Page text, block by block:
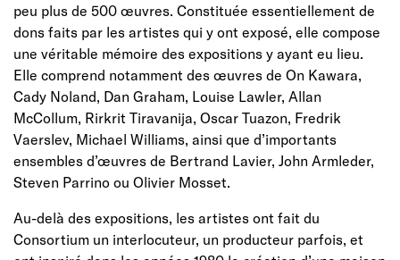
peu plus de 500 œuvres. Constituée essentiellement de
dons faits par les artistes qui y ont exposé, elle compose
une véritable mémoire des expositions y ayant eu lieu.
Elle comprend notamment des œuvres de On Kawara,
Cady Noland, Dan Graham, Louise Lawler, Allan
McCollum, Rirkrit Tiravanija, Oscar Tuazon, Fredrik
Vaerslev, Michael Williams, ainsi que d’importants
ensembles d’œuvres de Bertrand Lavier, John Armleder,
Steven Parrino ou Olivier Mosset.
Au-delà des expositions, les artistes ont fait du
Consortium un interlocuteur, un producteur parfois, et